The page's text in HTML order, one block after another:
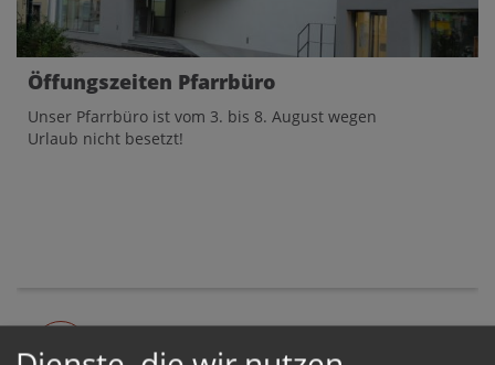
Öffungszeiten Pfarrbüro
Unser Pfarrbüro ist vom 3. bis 8. August wegen
Urlaub nicht besetzt!